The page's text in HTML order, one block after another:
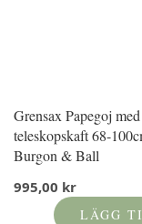
Grensax Papegoj med
teleskopskaft 68-
Burgon & Ball
995,00 kr
LÄGG